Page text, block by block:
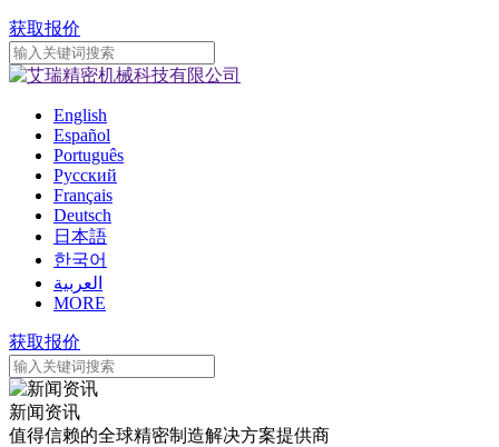
获取报价
English
Español
Português
Pусский
Français
Deutsch
日本語
한국어
العربية
MORE
获取报价
新闻资讯
值得信赖的全球精密制造解决方案提供商